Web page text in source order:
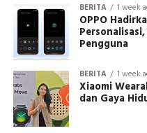
BERITA 1 week
OPPO
Pengguna
BERITA 1 week
Xiaomi
dan Gaya